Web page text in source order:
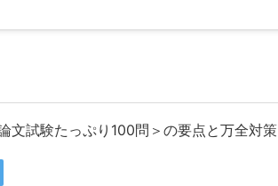
文試験たっぷり100問＞の要点と万全対策